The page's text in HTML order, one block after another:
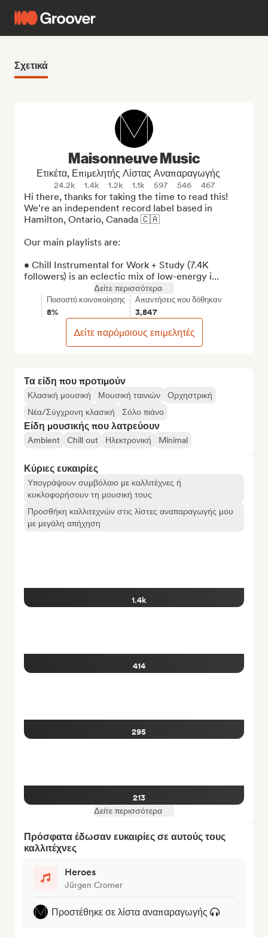
Σχετικά
Τα είδη που προτιμούν
Κλασική μουσική Μουσική ταινιών
Ορχηστρική
Νέα/Σύγχρονη κλασική
Σόλο πιάνο
Είδη μουσικής που λατρεύουν
Ambient Chill out Ηλεκτρονική Minimal
Κύριες ευκαιρίες
Υπογράψουν συμβόλαιο με καλλιτέχνες ή
κυκλοφορήσουν τη μουσική τους
Προσθήκη καλλιτεχνών στις λίστες αναπαραγωγής μου
με μεγάλη απήχηση
1.4k
414
295
213
Δείτε περισσότερα
Πρόσφατα έδωσαν ευκαιρίες σε αυτούς τους
καλλιτέχνες
Heroes
Jürgen Cromer
Προστέθηκε σε λίστα αναπαραγωγής
Maisonneuve Music
Ετικέτα, Επιμελητής Λίστας Αναπαραγωγής
24.2k 1.4k 1.2k 1.1k 597 546 467
Hi there, thanks for taking the time to read this!
We're an independent record label based in
Hamilton, Ontario, Canada 🇨🇦
Our main playlists are:
• Chill Instrumental for Work + Study (7.4K
followers) is an eclectic mix of low-energy i...
Δείτε περισσότερα
Ποσοστό κοινοποίησης
8%
Απαντήσεις που δόθηκαν
3,847
Δείτε παρόμοιους επιμελητές